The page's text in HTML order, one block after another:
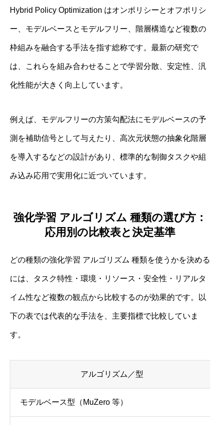
Hybrid Policy Optimization はオンポリシーとオフポリシ
ー、モデルベースとモデルフリー、階層構造など複数の
枠組みを融合する手法を指す総称です。最新の研究で
は、これらを組み合わせることで学習分散、安定性、汎
化性能が大きく向上しています。
例えば、モデルフリーの方策勾配法にモデルベースの予
測を補助信号として与えたり、高次元状態の抽象化階層
を導入するなどの設計があり、標準的な制御タスクや組
み込み応用で実用化に近づいています。
強化学習 アルゴリズム 種類の選び方：
応用別の比較表と決定基準
どの種類の強化学習 アルゴリズム 種類を使うかを決める
には、タスク特性・環境・リソース・安全性・リアルタ
イム性など複数の観点から比較するのが効果的です。以
下の表では代表的な手法を、主要指標で比較していま
す。
アルゴリズム／型
モデルベース型（MuZero 等）